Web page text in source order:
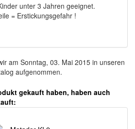
unter 3 Jahren geeignet.
= Erstickungsgefahr !
am Sonntag, 03. Mai 2015 in unseren
aufgenommen.
gekauft haben, haben auch